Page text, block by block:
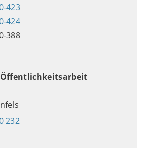
423
424
388
Öffentlichkeitsarbeit
232